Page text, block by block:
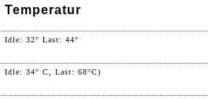
Temperatur
Idle: 32° Last: 44°
Idle: 34° C, Last: 68°C)